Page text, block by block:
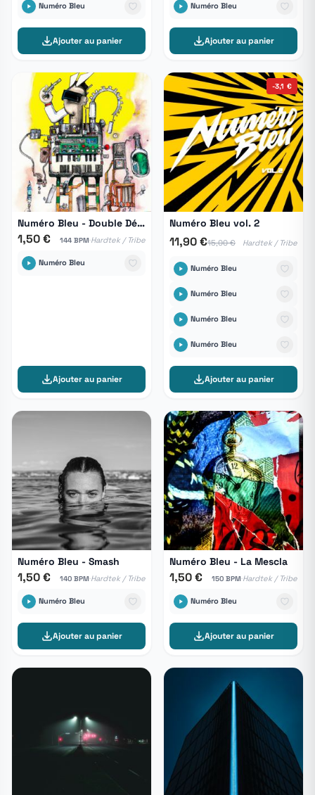
Numéro Bleu
Ajouter au panier
Numéro Bleu
Ajouter au panier
Numéro Bleu - Double Détente
1,50 € 144 BPM·Hardtek / Tribe
Numéro Bleu
Ajouter au panier
-3,1 €
Numéro Bleu vol. 2
11,90 €15,00 € Hardtek / Tribe
Numéro Bleu
Numéro Bleu
Numéro Bleu
Numéro Bleu
Ajouter au panier
Numéro Bleu - Smash
1,50 € 140 BPM·Hardtek / Tribe
Numéro Bleu
Ajouter au panier
Numéro Bleu - La Mescla
1,50 € 150 BPM·Hardtek / Tribe
Numéro Bleu
Ajouter au panier